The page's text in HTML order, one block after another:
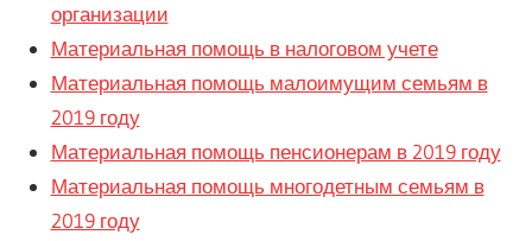
организации
Материальная помощь в налоговом учете
Материальная помощь малоимущим семьям в
2019 году
Материальная помощь пенсионерам в 2019 году
Материальная помощь многодетным семьям в
2019 году